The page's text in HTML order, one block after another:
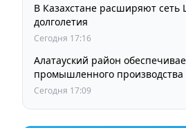
В Казахстане расширяют сеть
долголетия
Сегодня 17:16
Алатауский район
промышленного
Сегодня 17:09